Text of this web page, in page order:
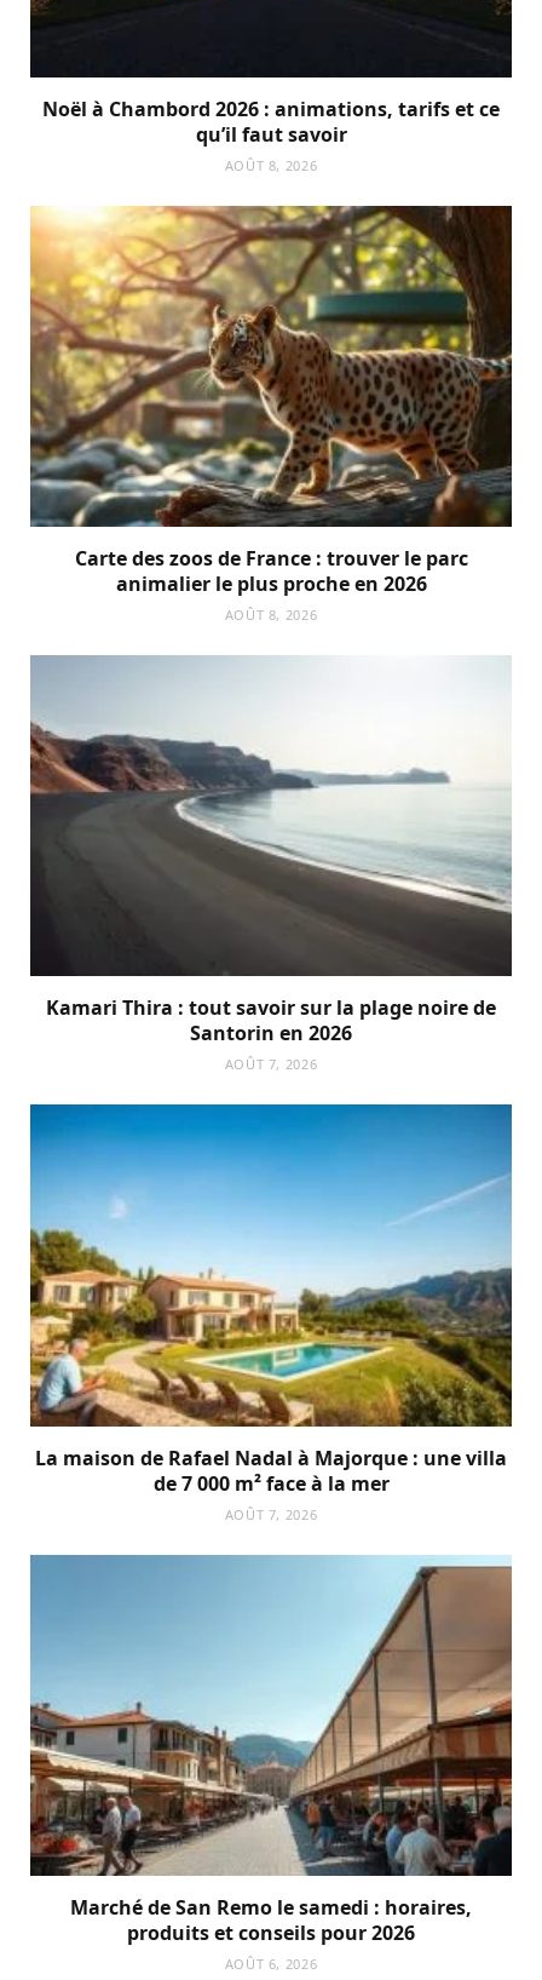
Noël à Chambord 2026 : animations, tarifs et ce
qu’il faut savoir
AOÛT 8, 2026
Carte des zoos de France : trouver le parc
animalier le plus proche en 2026
AOÛT 8, 2026
Kamari Thira : tout savoir sur la plage noire de
Santorin en 2026
AOÛT 7, 2026
La maison de Rafael Nadal à Majorque : une villa
de 7 000 m² face à la mer
AOÛT 7, 2026
Marché de San Remo le samedi : horaires,
produits et conseils pour 2026
AOÛT 6, 2026